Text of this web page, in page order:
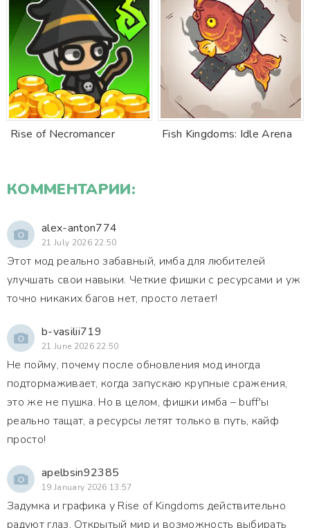
Rise of Necromancer Fish Kingdoms: Idle Arena
КОММЕНТАРИИ:
alex-anton774
21 July 2026 22:50
Этот мод реально забавный, имба для любителей
улучшать свои навыки. Четкие фишки с ресурсами и уж
точно никаких багов нет, просто летает!
b-vasilii719
21 June 2026 22:50
Не пойму, почему после обновления мод иногда
подтормаживает, когда запускаю крупные сражения,
это же не пушка. Но в целом, фишки имба – buff'ы
реально тащат, а ресурсы летят только в путь, кайф
просто!
apelbsin92385
19 January 2026 13:57
Задумка и графика у Rise of Kingdoms действительно
радуют глаз. Открытый мир и возможность выбирать